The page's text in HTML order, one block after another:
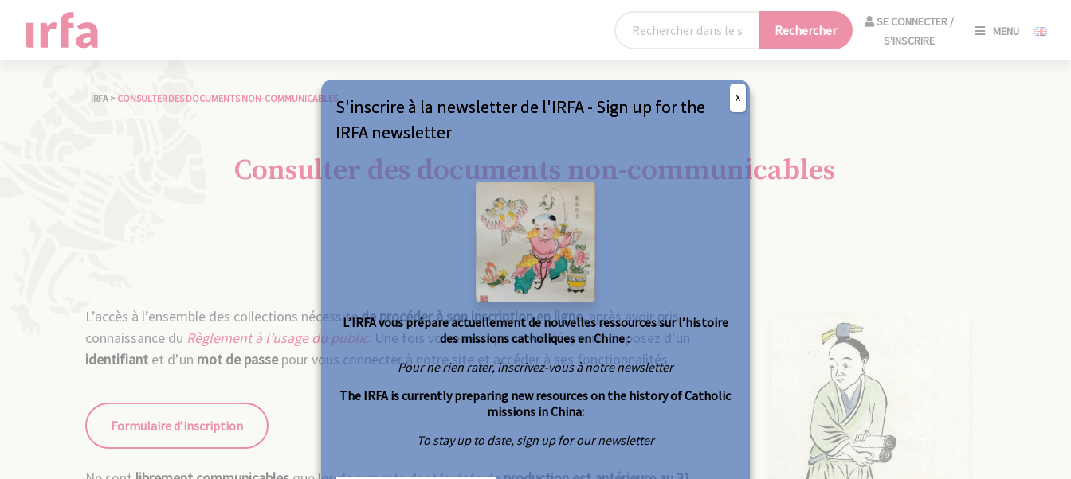
Rechercher
SE CONNECTER /
S'INSCRIRE
MENU
IRFA > CONSULTER DES DOCUMENTS NON-COMMUNICABLES
Consulter des documents non-communicables
L’accès à l’ensemble des collections nécessitede procéder à son inscription en ligne,après avoir pris
connaissance du Règlement à l’usage du public. Une fois votre inscription validée, vous disposez d’un
identifiantet d’un mot de passepour vous connecter à notre site et accéder à ses fonctionnalités.
Formulaire d’inscription
S'inscrire à la newsletter de l'IRFA - Sign up for the
IRFA newsletter
L’IRFA vous prépare actuellement de nouvelles ressources sur l’histoire
des missions catholiques en Chine :
Pour ne rien rater, inscrivez-vous à notre newsletter
The IRFA is currently preparing new resources on the history of Catholic
missions in China:
To stay up to date, sign up for our newsletter
X